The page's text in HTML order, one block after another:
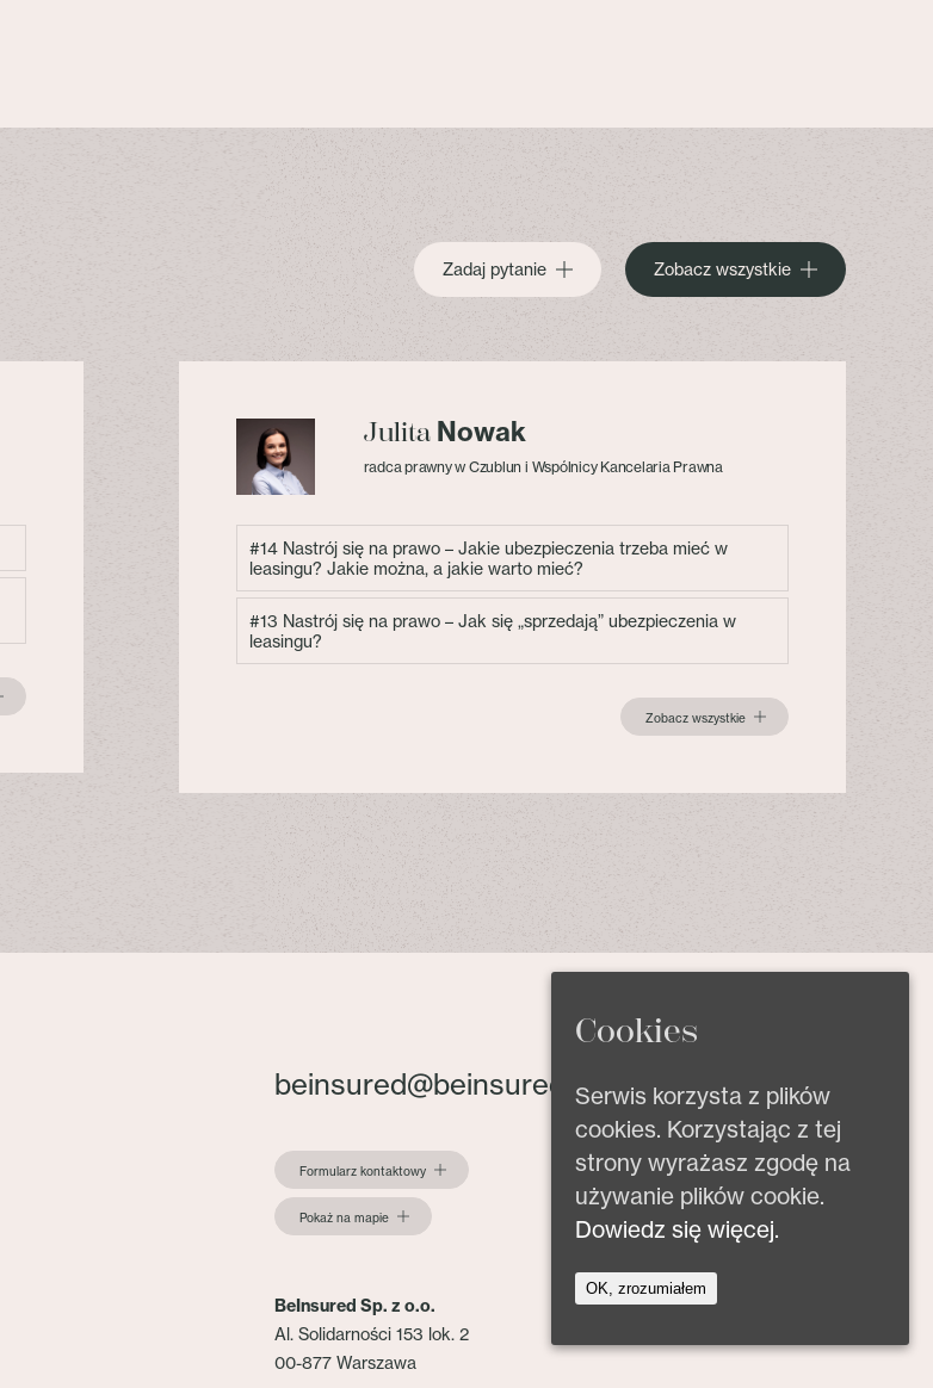
Zadaj pytanie Zobacz wszystkie
Julita Nowak
radca prawny w Czublun i Wspólnicy Kancelaria Prawna
#14 Nastrój się na prawo – Jakie ubezpieczenia trzeba mieć w
leasingu? Jakie można, a jakie warto mieć?
#13 Nastrój się na prawo – Jak się „sprzedają” ubezpieczenia w
leasingu?
Zobacz wszystkie
beinsured@beinsured.pl
Formularz kontaktowy
Pokaż na mapie
BeInsured Sp. z o.o.
Al. Solidarności 153 lok. 2
00-877 Warszawa
Cookies
Serwis korzysta z plików
cookies. Korzystając z tej
strony wyrażasz zgodę na
używanie plików cookie.
Dowiedz się więcej.
OK, zrozumiałem